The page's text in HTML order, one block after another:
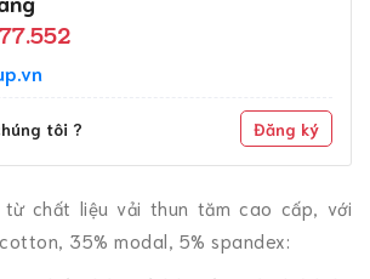
tôi ? Đăng ký
chất liệu vải thun tăm cao cấp, với
35% modal, 5% spandex: